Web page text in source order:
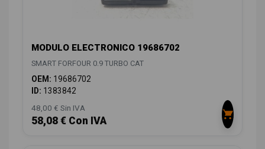
MODULO ELECTRONICO 19686702
SMART FORFOUR 0.9 TURBO CAT
OEM: 19686702
ID: 1383842
48,00 € Sin IVA
58,08 € Con IVA